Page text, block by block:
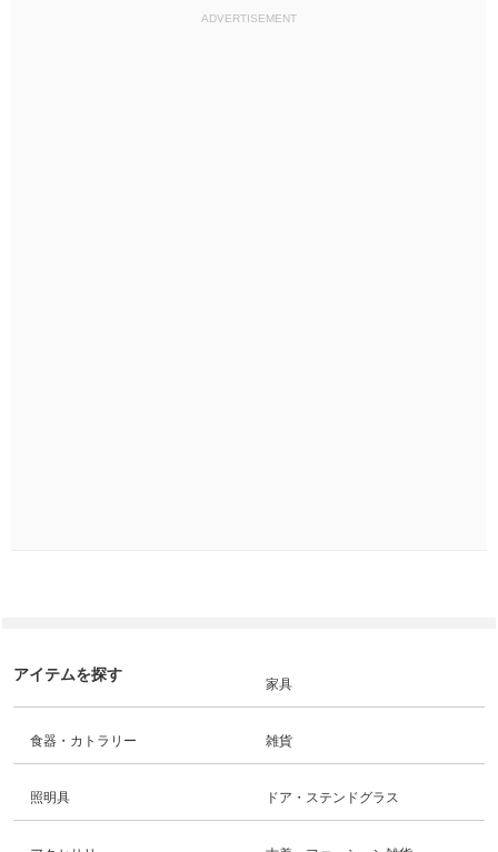
ADVERTISEMENT
アイテムを探す
家具
食器・カトラリー 雑貨
照明具 ドア・ステンドグラス